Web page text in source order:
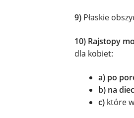
9) Płaskie
10) Rajstopy
dla kobiet:
a) po
b) na
c) które